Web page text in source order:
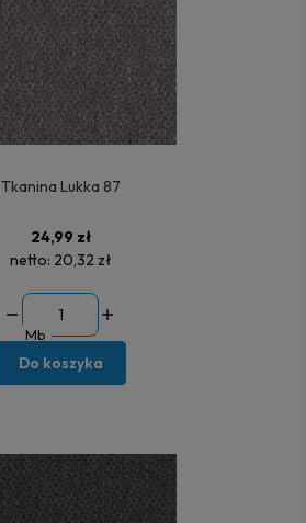
Tkanina Lukka 87
24,99 zł
netto: 20,32 zł
Mb
Do koszyka